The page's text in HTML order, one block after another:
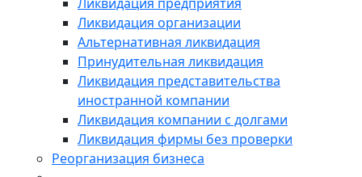
Ликвидация организации
Альтернативная ликвидация
Принудительная ликвидация
Ликвидация представительства
иностранной компании
Ликвидация компании с долгами
Ликвидация фирмы без проверки
Реорганизация бизнеса